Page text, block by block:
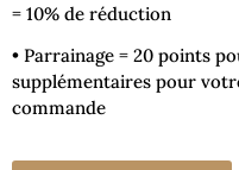
= 10% de réduction
• Parrainage = 20 points
supplémentaires pour
commande